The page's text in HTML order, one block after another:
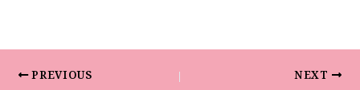
PREVIOUS NEXT